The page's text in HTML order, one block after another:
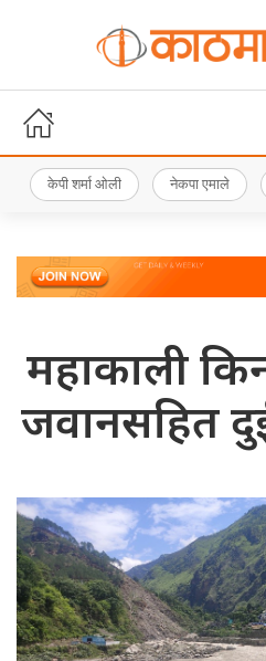
केपी शर्मा ओली नेकपा एमाले
महाकाली
जवानसहित